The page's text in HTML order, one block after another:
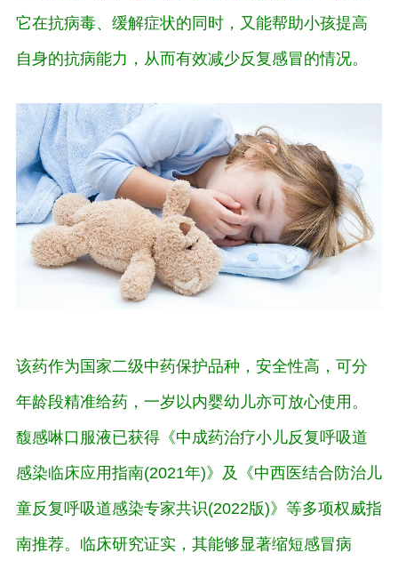
它在抗病毒、缓解症状的同时，又能帮助小孩提高
自身的抗病能力，从而有效减少反复感冒的情况。
该药作为国家二级中药保护品种，安全性高，可分
年龄段精准给药，一岁以内婴幼儿亦可放心使用。
馥感啉口服液已获得《中成药治疗小儿反复呼吸道
感染临床应用指南(2021年)》及《中西医结合防治儿
童反复呼吸道感染专家共识(2022版)》等多项权威指
南推荐。临床研究证实，其能够显著缩短感冒病